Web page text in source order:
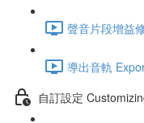
聲音片段增益
導出音軌
自訂設定